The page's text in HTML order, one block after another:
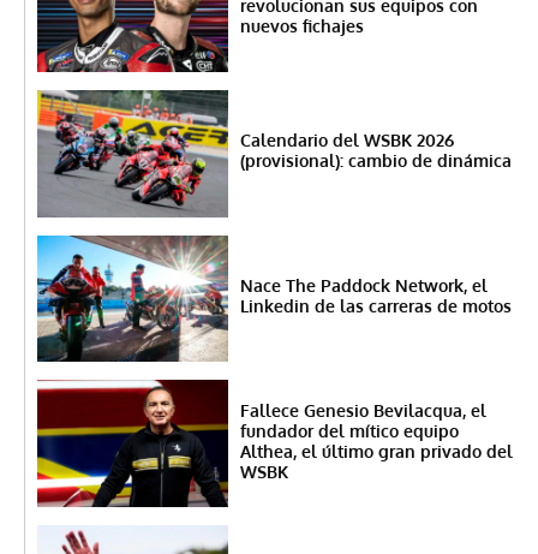
revolucionan sus equipos con
nuevos fichajes
Calendario del WSBK 2026
(provisional): cambio de dinámica
Nace The Paddock Network, el
Linkedin de las carreras de motos
Fallece Genesio Bevilacqua, el
fundador del mítico equipo
Althea, el último gran privado del
WSBK